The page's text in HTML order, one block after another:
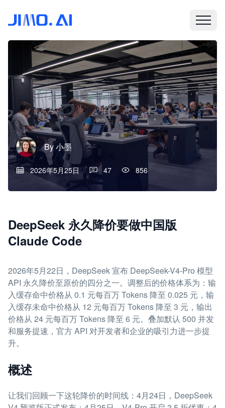
By小墨
2026年5月25日 47 856
DeepSeek 永久降价要做中国版
Claude Code
2026年5月22日，DeepSeek 宣布 DeepSeek-V4-Pro 模型
API 永久降价至原价的四分之一。调整后的价格体系为：输
入缓存命中价格从 0.1 元每百万 Tokens 降至 0.025 元，输
入缓存未命中价格从 12 元每百万 Tokens 降至 3 元，输出
价格从 24 元每百万 Tokens 降至 6 元。叠加默认 500 并发
和服务提速，官方 API 对开发者和企业的吸引力进一步提
升。
概述
让我们回顾一下这轮降价的时间线：4月24日，DeepSeek